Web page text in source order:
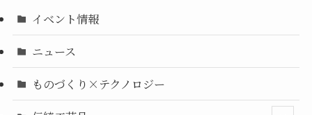
イベント情報
ニュース
ものづくり×テクノロジー